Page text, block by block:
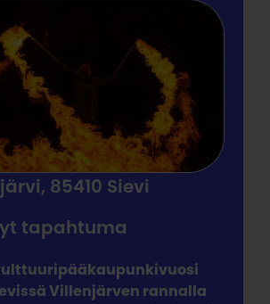
85410 Sievi
tapahtuma
Villenjärven rannalla